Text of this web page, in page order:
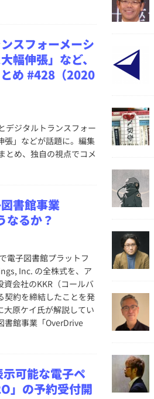
スフォーメーシ
幅伸張」など、
め #428（2020
デジタルトランスフォー
張」などが話題に。編集
とめ、独自の視点でコメ
書館事業
なるか？
電子図書館プラットフ
Inc. の全株式を、ア
資会社のKKR（コールバ
契約を締結したことを発
大原ケイ氏が解説してい
書館事業「OverDrive
可能な電子ペ
」の予約受付開